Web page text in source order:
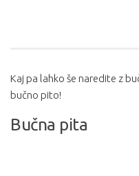
Kaj pa lahko še naredite z
bučno pito!
Bučna pita